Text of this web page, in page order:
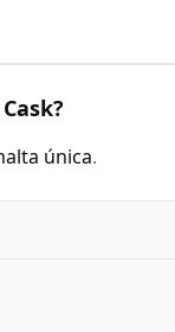
única.